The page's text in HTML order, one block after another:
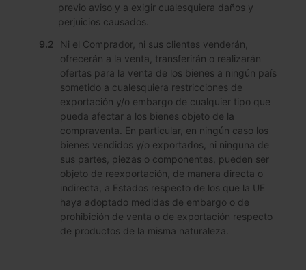
previo aviso y a exigir cualesquiera daños y
perjuicios causados.
Ni el Comprador, ni sus clientes venderán,
ofrecerán a la venta, transferirán o realizarán
ofertas para la venta de los bienes a ningún país
sometido a cualesquiera restricciones de
exportación y/o embargo de cualquier tipo que
pueda afectar a los bienes objeto de la
compraventa. En particular, en ningún caso los
bienes vendidos y/o exportados, ni ninguna de
sus partes, piezas o componentes, pueden ser
objeto de reexportación, de manera directa o
indirecta, a Estados respecto de los que la UE
haya adoptado medidas de embargo o de
prohibición de venta o de exportación respecto
de productos de la misma naturaleza.